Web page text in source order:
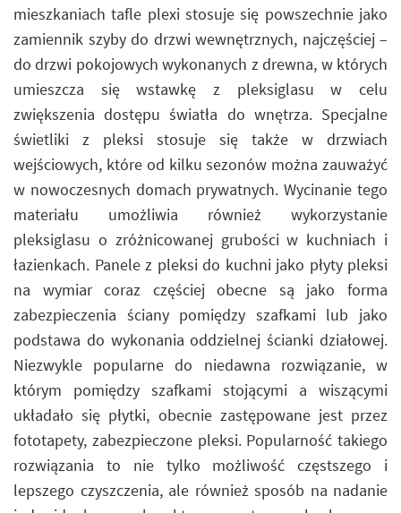
mieszkaniach tafle plexi stosuje się powszechnie jako
zamiennik szyby do drzwi wewnętrznych, najczęściej –
do drzwi pokojowych wykonanych z drewna, w których
umieszcza się wstawkę z pleksiglasu w celu
zwiększenia dostępu światła do wnętrza. Specjalne
świetliki z pleksi stosuje się także w drzwiach
wejściowych, które od kilku sezonów można zauważyć
w nowoczesnych domach prywatnych. Wycinanie tego
materiału umożliwia również wykorzystanie
pleksiglasu o zróżnicowanej grubości w kuchniach i
łazienkach. Panele z pleksi do kuchni jako płyty pleksi
na wymiar coraz częściej obecne są jako forma
zabezpieczenia ściany pomiędzy szafkami lub jako
podstawa do wykonania oddzielnej ścianki działowej.
Niezwykle popularne do niedawna rozwiązanie, w
którym pomiędzy szafkami stojącymi a wiszącymi
układało się płytki, obecnie zastępowane jest przez
fototapety, zabezpieczone pleksi. Popularność takiego
rozwiązania to nie tylko możliwość częstszego i
lepszego czyszczenia, ale również sposób na nadanie